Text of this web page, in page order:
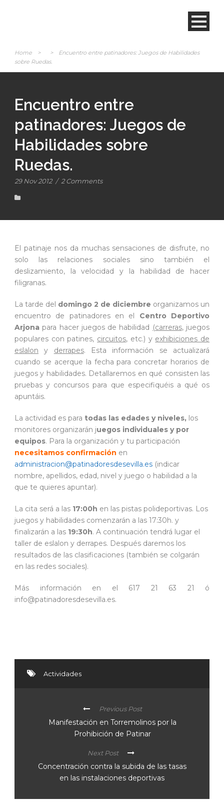
Home > >
Encuentro entre patinadores: Juegos de Habilidades
sobre Ruedas.
Encuentro entre
patinadores: Juegos de
Habilidades sobre
Ruedas.
29 Nov 2012 / 2 Comments
El patinaje nos da muchas sensaciones de disfrute, no
solo las relaciones sociales sino también el
deslizamiento, la velocidad y la habilidad de hacer
filigranas.
La tarde del domingo 2 de diciembre organizamos un
encuentro de patinadores en el Centro Deportivo
Arjona para hacer juegos de habilidad (carreras, juegos
populares con patines, circuitos, etc.) y exhibiciones de
eslalon y derrapes. Esta información se actualizará
cuando se acerque la fecha para concretar horarios de
juegos y habilidades. Detallaremos en qué consisten las
pruebas y concursos para que especifiquéis a qué os
apuntáis.
La actividad es para todas las edades y niveles, los
monitores organizarán juegos individuales y por
equipos. Para la organización y tu participación
necesitamos confirmación en
administracion@patinadoresdesevilla.es (indicar
nombre, apellidos, edad, nivel y juego o habilidad a la
que te quieres apuntar).
La cita será a las 17:00h en las pistas polideportivas. Los
juegos y habilidades comenzarán a las 17:30h. y
finalizarán a las 19:30h. A continuación tendrá lugar el
taller de eslalon y derrapes. Después daremos los
resultados de las clasificaciones (también se colgarán
en las redes sociales).
Más información en el 617 21 63 21 ó
info@patinadoresdesevilla.es.
Actividades
Previous Post
Manifestación en Torremolinos por la
Prohibición de Patinar
Next Post
Concentración contra la subida de las tasas
en las instalaciones deportivas